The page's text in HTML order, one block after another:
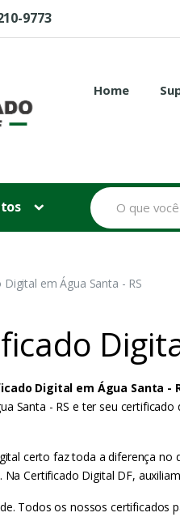
9773
Home
B
u
s
p
em Água Santa - RS
Digital em Água Santa -
Santa - RS e ter seu
certo faz toda a diferença
Certificado Digital DF,
Todos os nossos certificados